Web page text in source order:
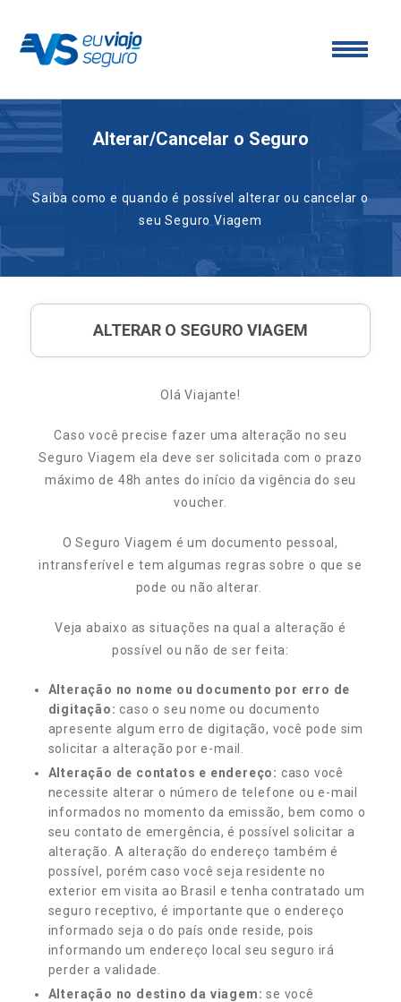
Alterar/Cancelar o Seguro
Saiba como e quando é possível alterar ou cancelar o
seu Seguro Viagem
ALTERAR O SEGURO VIAGEM
Olá Viajante!
Caso você precise fazer uma alteração no seu
Seguro Viagem ela deve ser solicitada com o prazo
máximo de 48h antes do início da vigência do seu
voucher.
O Seguro Viagem é um documento pessoal,
intransferível e tem algumas regras sobre o que se
pode ou não alterar.
Veja abaixo as situações na qual a alteração é
possível ou não de ser feita:
Alteração no nome ou documento por erro de
digitação: caso o seu nome ou documento
apresente algum erro de digitação, você pode sim
solicitar a alteração por e-mail.
Alteração de contatos e endereço: caso você
necessite alterar o número de telefone ou e-mail
informados no momento da emissão, bem como o
seu contato de emergência, é possível solicitar a
alteração. A alteração do endereço também é
possível, porém caso você seja residente no
exterior em visita ao Brasil e tenha contratado um
seguro receptivo, é importante que o endereço
informado seja o do país onde reside, pois
informando um endereço local seu seguro irá
perder a validade.
Alteração no destino da viagem: se você